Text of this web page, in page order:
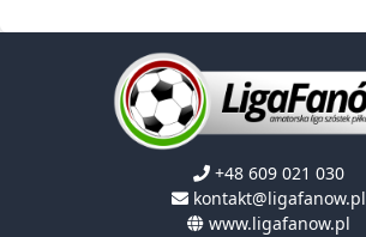
+48 609 021 030
kontakt@ligafanow.pl
www.ligafanow.pl